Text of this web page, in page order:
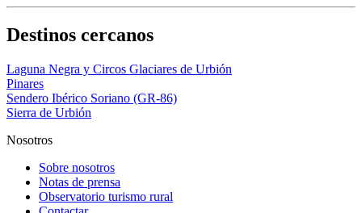
Destinos cercanos
Laguna Negra y Circos Glaciares de Urbión
Pinares
Sendero Ibérico Soriano (GR-86)
Sierra de Urbión
Nosotros
Sobre nosotros
Notas de prensa
Observatorio turismo rural